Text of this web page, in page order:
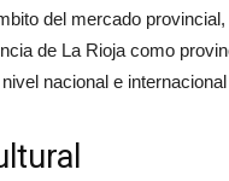
del mercado
de La Rioja como
nacional e